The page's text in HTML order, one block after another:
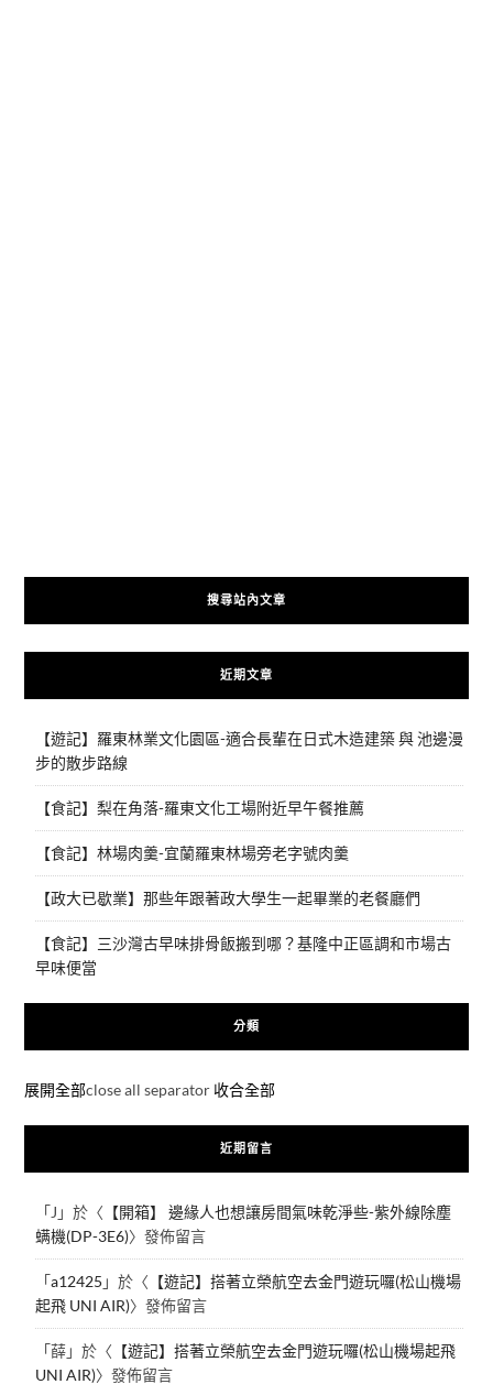
搜尋站內文章
近期文章
【遊記】羅東林業文化園區-適合長輩在日式木造建築 與 池邊漫
步的散步路線
【食記】梨在角落-羅東文化工場附近早午餐推薦
【食記】林場肉羹-宜蘭羅東林場旁老字號肉羹
【政大已歇業】那些年跟著政大學生一起畢業的老餐廳們
【食記】三沙灣古早味排骨飯搬到哪？基隆中正區調和市場古
早味便當
分類
展開全部close all separator 收合全部
近期留言
「J 」於〈 【開箱】 邊緣人也想讓房間氣味乾淨些-紫外線除塵
螨機(DP-3E6)〉發佈留言
「a12425 」於〈 【遊記】搭著立榮航空去金門遊玩囉(松山機場
起飛 UNI AIR)〉發佈留言
「薛」於〈 【遊記】搭著立榮航空去金門遊玩囉(松山機場起飛
UNI AIR)〉發佈留言